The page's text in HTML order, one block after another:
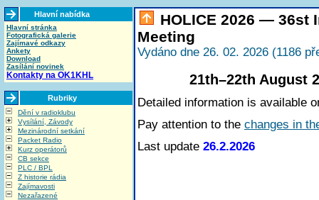
Hlavní nabídka
Hlavní stránka
Fotografická galerie
Zajímavé odkazy
Ankety
Download
Zasílání novinek
Kontakty na OK1KHL
Rubriky
Dění v radioklubu
Vysílání, Závody
Mezinárodní setkání
Packet Radio
Kurz operátorů
CB sekce
PLC / BPL
Z historie rádia
Zajímavosti
Nezařazené
HOLICE 2026 — 36st
Meeting
Vydáno dne 26. 02. 2026 (1186
21th–22th August
Detailed information is available
Pay attention to the changes in
Last update 26.2.2026